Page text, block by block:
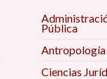
Pública
Antropología
Ciencias